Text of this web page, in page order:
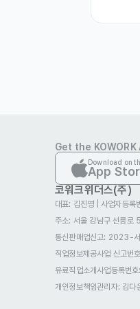
업
연
회
Get the KOWORK
Download on
App
코워크위더스(주)
대표: 김진영
사업자등
주소: 서울 강남구 선릉로
통신판매업신고: 2023-
직업정보제공사업 신
유료직업소개사업등록번호
개인정보책임관리자: 김다